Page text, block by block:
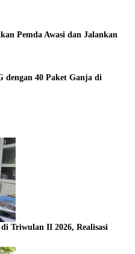
Pemda Awasi dan Jalankan
dengan 40 Paket Ganja di
Triwulan II 2026, Realisasi